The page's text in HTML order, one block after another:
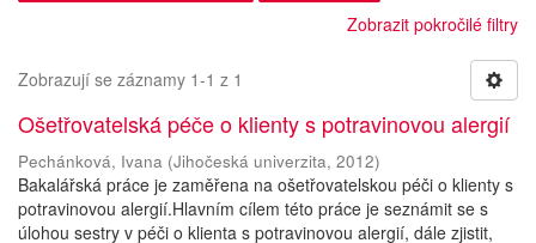
Zobrazit pokročilé filtry
Zobrazují se záznamy 1-1 z 1
Ošetřovatelská péče o klienty s potravinovou alergií
Pechánková, Ivana (Jihočeská univerzita, 2012)
Bakalářská práce je zaměřena na ošetřovatelskou péči o klienty s
potravinovou alergií.Hlavním cílem této práce je seznámit se s
úlohou sestry v péči o klienta s potravinovou alergií, dále zjistit,